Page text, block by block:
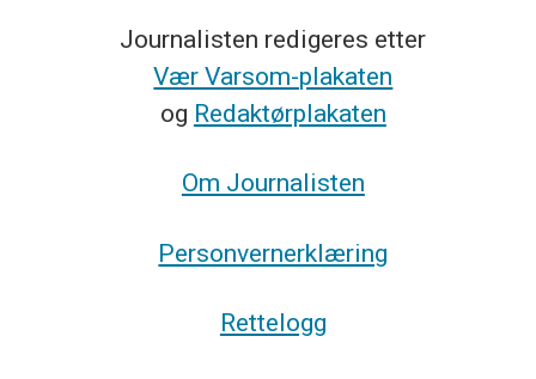
Journalisten redigeres etter
Vær Varsom-plakaten
og Redaktørplakaten
Om Journalisten
Personvernerklæring
Rettelogg